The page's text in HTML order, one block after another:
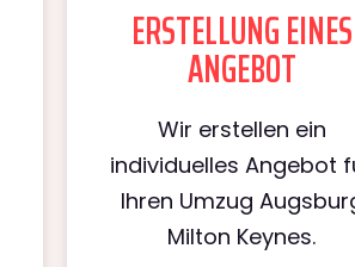
ERSTELLUNG EINES
ANGEBOT
Wir erstellen ein
individuelles Angebot
Ihren Umzug
Milton Keynes.